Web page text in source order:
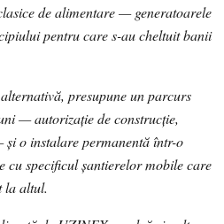
de alimentare — generatoarele
pentru care s-au cheltuit banii
presupune un parcurs
— autorizație de construcție,
o instalare permanentă într-o
cu specificul șantierelor mobile care
la altul.